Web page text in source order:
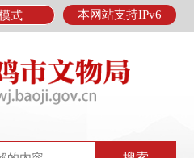
本网站支持IPv6
式